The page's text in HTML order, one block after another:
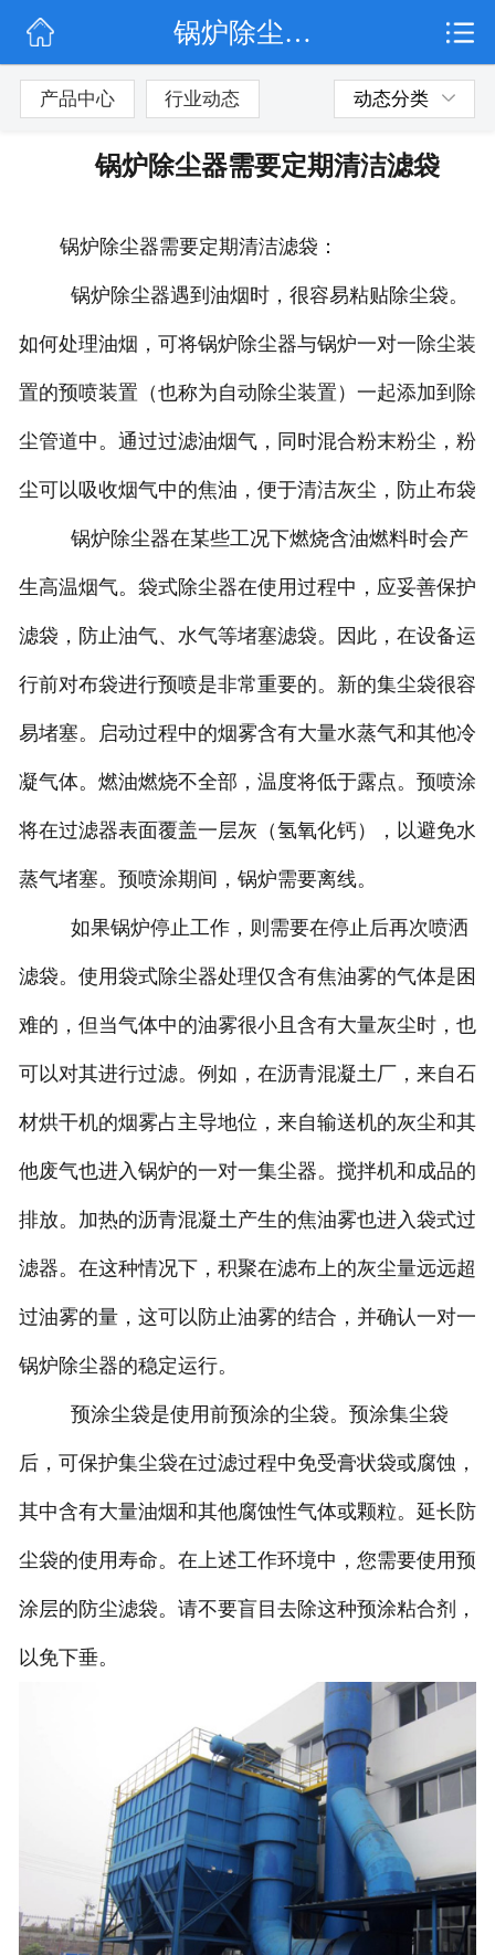
公司简介
联系我们
锅炉除尘器需要定期清洁滤袋
产品中心 行业动态 动态分类
锅炉除尘器需要定期清洁滤袋
锅炉除尘器需要定期清洁滤袋：
锅炉除尘器遇到油烟时，很容易粘贴除尘袋。
如何处理油烟，可将锅炉除尘器与锅炉一对一除尘装
置的预喷装置（也称为自动除尘装置）一起添加到除
尘管道中。通过过滤油烟气，同时混合粉末粉尘，粉
尘可以吸收烟气中的焦油，便于清洁灰尘，防止布袋
锅炉除尘器在某些工况下燃烧含油燃料时会产
生高温烟气。袋式除尘器在使用过程中，应妥善保护
滤袋，防止油气、水气等堵塞滤袋。因此，在设备运
行前对布袋进行预喷是非常重要的。新的集尘袋很容
易堵塞。启动过程中的烟雾含有大量水蒸气和其他冷
凝气体。燃油燃烧不全部，温度将低于露点。预喷涂
将在过滤器表面覆盖一层灰（氢氧化钙），以避免水
蒸气堵塞。预喷涂期间，锅炉需要离线。
如果锅炉停止工作，则需要在停止后再次喷洒
滤袋。使用袋式除尘器处理仅含有焦油雾的气体是困
难的，但当气体中的油雾很小且含有大量灰尘时，也
可以对其进行过滤。例如，在沥青混凝土厂，来自石
材烘干机的烟雾占主导地位，来自输送机的灰尘和其
他废气也进入锅炉的一对一集尘器。搅拌机和成品的
排放。加热的沥青混凝土产生的焦油雾也进入袋式过
滤器。在这种情况下，积聚在滤布上的灰尘量远远超
过油雾的量，这可以防止油雾的结合，并确认一对一
锅炉除尘器的稳定运行。
预涂尘袋是使用前预涂的尘袋。预涂集尘袋
后，可保护集尘袋在过滤过程中免受膏状袋或腐蚀，
其中含有大量油烟和其他腐蚀性气体或颗粒。延长防
尘袋的使用寿命。在上述工作环境中，您需要使用预
涂层的防尘滤袋。请不要盲目去除这种预涂粘合剂，
以免下垂。